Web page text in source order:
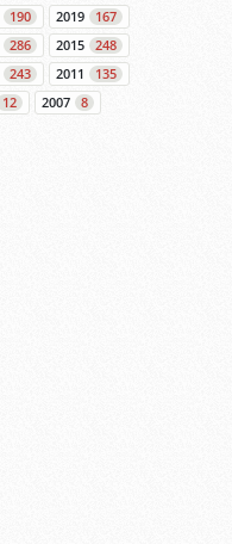
190 2019
167
286 2015
248
243 2011
135
12 2007
8